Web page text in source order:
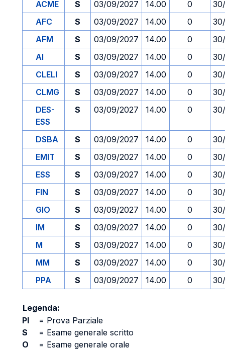
ACME S 03/09/2027 14.00 0
AFC
S 03/09/2027 14.00 0
AFM
S 03/09/2027 14.00 0
AI
S 03/09/2027 14.00 0
CLELI
S 03/09/2027 14.00 0
CLMG
S 03/09/2027 14.00 0
DES-
ESS
S 03/09/2027 14.00 0
DSBA S 03/09/2027 14.00 0
EMIT
S 03/09/2027 14.00 0
ESS
S 03/09/2027 14.00 0
FIN
S 03/09/2027 14.00 0
GIO
S 03/09/2027 14.00 0
IM
S 03/09/2027 14.00 0
M
S 03/09/2027 14.00 0
MM
S 03/09/2027 14.00 0
PPA
S 03/09/2027 14.00 0
Legenda:
PI
= Prova Parziale
S
= Esame generale scritto
O
= Esame generale orale